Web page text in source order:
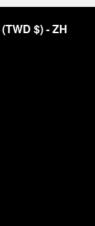
(TWD $)- ZH